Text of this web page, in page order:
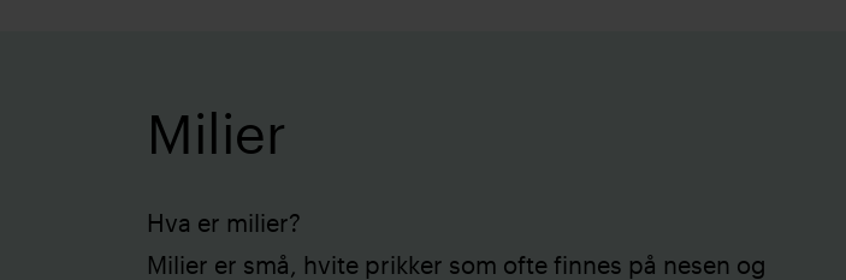
Milier
Hva er milier?
Milier er små, hvite prikker som ofte finnes på nesen og